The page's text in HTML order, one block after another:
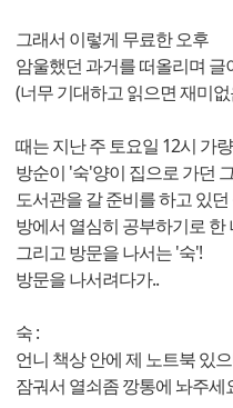
그래서 이렇게 무료한 오후
암울했던 과거를 떠올리며 글
(너무 기대하고 읽으면 재미
때는 지난 주 토요일 12시 가량
방순이 '숙'양이 집으로 가던
도서관을 갈 준비를 하고 있
방에서 열심히 공부하기로 한
그리고 방문을 나서는 '숙'!
방문을 나서려다가..
숙 :
언니 책상 안에 제 노트북 있
잠궈서 열쇠좀 깡통에 놔주세